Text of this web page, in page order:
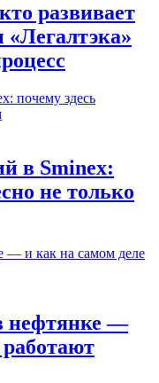
развивает
в Sminex:
не только
нефтянке —